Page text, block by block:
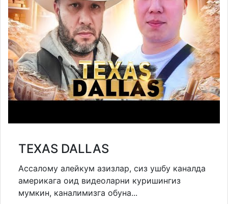
TEXAS DALLAS
Ассалому алейкум азизлар, сиз ушбу каналда
америкага оид видеоларни куришингиз
мумкин, каналимизга обуна...